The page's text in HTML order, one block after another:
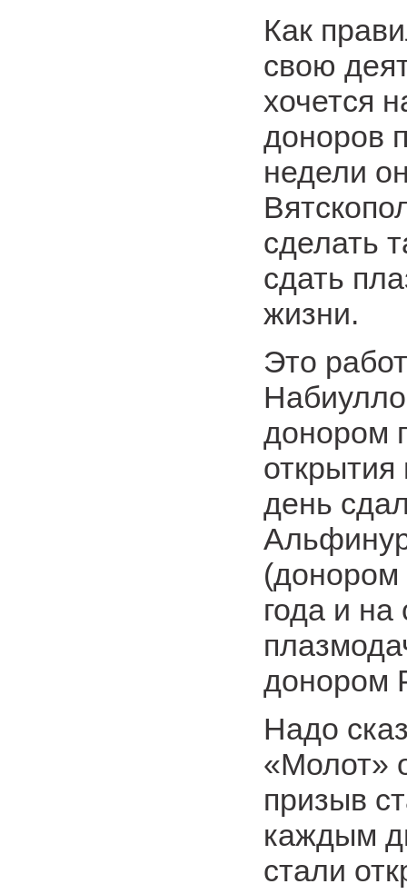
Как
свою
хочется
доноров
недели
сделать
сдать
жизни.
Это
донором
открытия
день
(донором
года и
донором
Надо
«Молот»
призыв
каждым
стали